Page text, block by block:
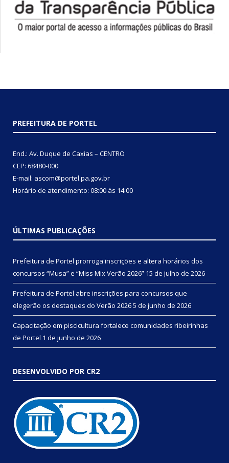
PREFEITURA DE PORTEL
End.: Av. Duque de Caxias – CENTRO
CEP: 68480-000
E-mail: ascom@portel.pa.gov.br
Horário de atendimento: 08:00 às 14:00
ÚLTIMAS PUBLICAÇÕES
Prefeitura de Portel prorroga inscrições e altera horários dos
concursos “Musa” e “Miss Mix Verão 2026” 15 de julho de 2026
Prefeitura de Portel abre inscrições para concursos que
elegerão os destaques do Verão 20265 de junho de 2026
Capacitação em piscicultura fortalece comunidades ribeirinhas
de Portel 1 de junho de 2026
DESENVOLVIDO POR CR2